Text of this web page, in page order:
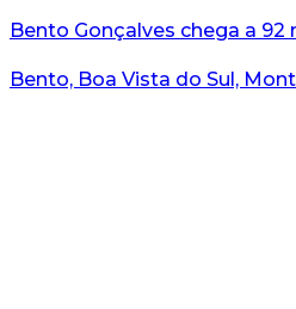
Bento Gonçalves chega a 92